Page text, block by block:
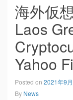
海外仮
Laos
Yahoo
Posted on 2021年9
By News